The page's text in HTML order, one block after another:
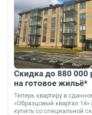
Скидка до 880 000
на готовое жильё*
Теперь квартиру в
«Образцовый квартал
купить со специальной